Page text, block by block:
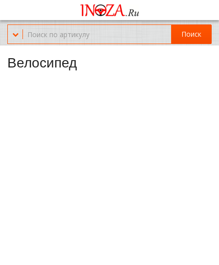
Офис обслуживания г.Краснодар (KRD) Куликова Поля 2 (магазин
Нож-мясо)
8-(967)-300-69-11
Поиск
Велосипед